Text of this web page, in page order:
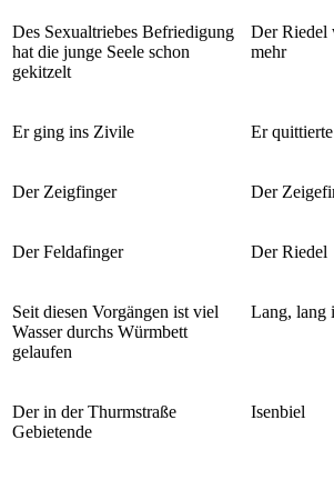
Des Sexualtriebes Befriedigung
hat die junge Seele schon
gekitzelt
Der Riedel
mehr
Er ging ins Zivile Er quittierte
Der Zeigfinger Der
Der Feldafinger Der Riedel
Seit diesen Vorgängen ist viel
Wasser durchs Würmbett
gelaufen
Lang, lang
Der in der Thurmstraße
Gebietende
Isenbiel